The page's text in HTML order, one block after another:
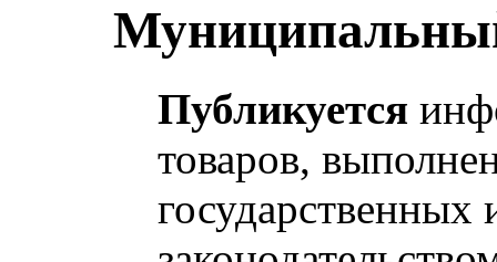
Публикуется
товаров,